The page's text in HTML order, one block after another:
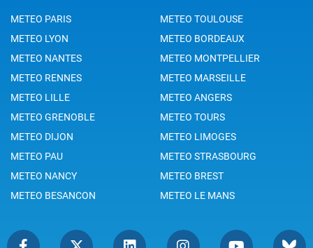
METEO PARIS
METEO TOULOUSE
METEO LYON
METEO BORDEAUX
METEO NANTES
METEO MONTPELLIER
METEO RENNES
METEO MARSEILLE
METEO LILLE
METEO ANGERS
METEO GRENOBLE
METEO TOURS
METEO DIJON
METEO LIMOGES
METEO PAU
METEO STRASBOURG
METEO NANCY
METEO BREST
METEO BESANCON
METEO LE MANS